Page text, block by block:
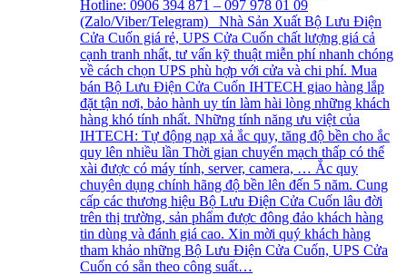
Hotline: 0906 394 871 – 097 978 01 09
(Zalo/Viber/Telegram) Nhà Sản Xuất Bộ Lưu Điện
Cửa Cuốn giá rẻ, UPS Cửa Cuốn chất lượng giá cả
cạnh tranh nhất, tư vấn kỹ thuật miễn phí nhanh chóng
về cách chọn UPS phù hợp với cửa và chi phí. Mua
bán Bộ Lưu Điện Cửa Cuốn IHTECH giao hàng lắp
đặt tận nơi, bảo hành uy tín làm hài lòng những khách
hàng khó tính nhất. Những tính năng ưu việt của
IHTECH: Tự động nạp xả ắc quy, tăng độ bền cho ắc
quy lên nhiều lần Thời gian chuyển mạch thấp có thể
xài được có máy tính, server, camera, … Ắc quy
chuyên dụng chính hãng độ bền lên đến 5 năm. Cung
cấp các thương hiệu Bộ Lưu Điện Cửa Cuốn lâu đời
trên thị trường, sản phẩm được đông đảo khách hàng
tin dùng và đánh giá cao. Xin mời quý khách hàng
tham khảo những Bộ Lưu Điện Cửa Cuốn, UPS Cửa
Cuốn có sẵn theo công suất…